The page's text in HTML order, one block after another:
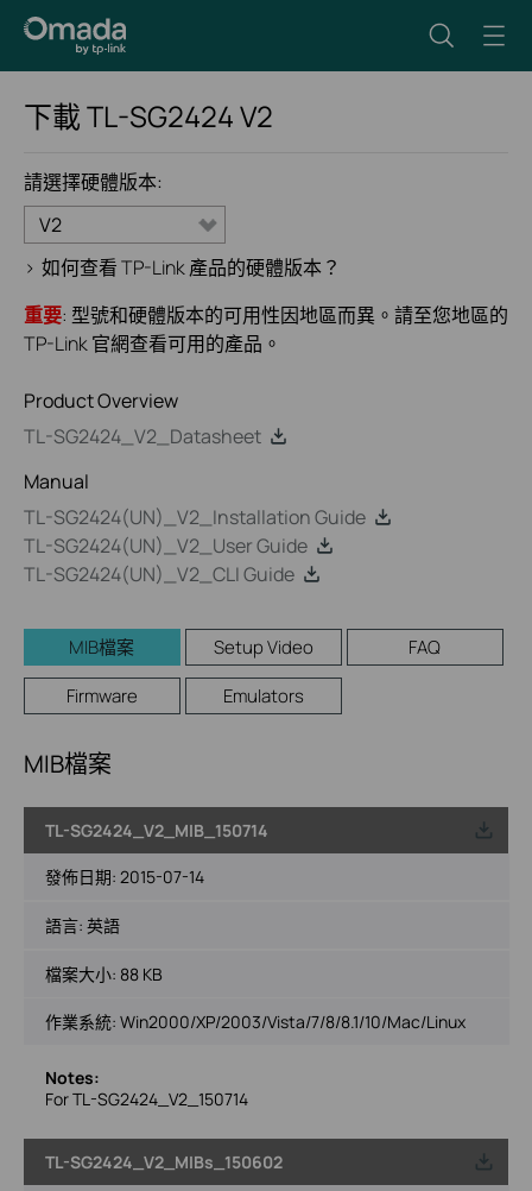
下載TL-SG2424V2
請選擇硬體版本:
V2
> 如何查看 TP-Link 產品的硬體版本？
重要: 型號和硬體版本的可用性因地區而異。請至您地區的
TP-Link 官網查看可用的產品。
Product Overview
TL-SG2424_V2_Datasheet
Manual
TL-SG2424(UN)_V2_Installation Guide
TL-SG2424(UN)_V2_User Guide
TL-SG2424(UN)_V2_CLI Guide
MIB檔案 Setup Video
FAQ
Firmware
Emulators
MIB檔案
TL-SG2424_V2_MIB_150714
發佈日期: 2015-07-14
語言: 英語
檔案大小: 88 KB
作業系統: Win2000/XP/2003/Vista/7/8/8.1/10/Mac/Linux
Notes:
For TL-SG2424_V2_150714
TL-SG2424_V2_MIBs_150602